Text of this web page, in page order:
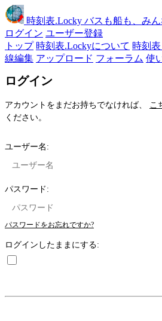
時刻表.Locky バスも船も、み
ログイン ユーザー登録
トップ 時刻表.Lockyについて 時刻
線編集 アップロード フォーラム 使
ログイン
アカウントをまだお持ちでなければ、 こ
ください。
ユーザー名:
パスワード:
パスワードをお忘れですか?
ログインしたままにする: